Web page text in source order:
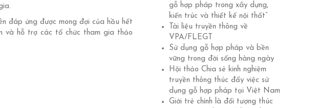
đáp ứng được mong đợi của hầu hết
và hỗ trợ các tổ chức tham gia thảo
gỗ hợp pháp trong xây dựng,
kiến trúc và thiết kế nội thất”
Tài liệu truyền thông về
VPA/FLEGT
Sử dụng gỗ hợp pháp và bền
vững trong đời sống hàng ngày
Hội thảo Chia sẻ kinh nghiệm
truyền thông thúc đẩy việc sử
dụng gỗ hợp pháp tại Việt Nam
Giới trẻ chính là đối tượng thúc